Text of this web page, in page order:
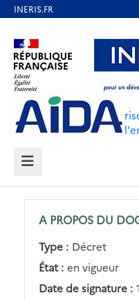
contenu
principal
Aller au contenu
Aller au pied de page
MENU
A PROPOS DU
Type : Décret
État : en vigueur
Date de signature :